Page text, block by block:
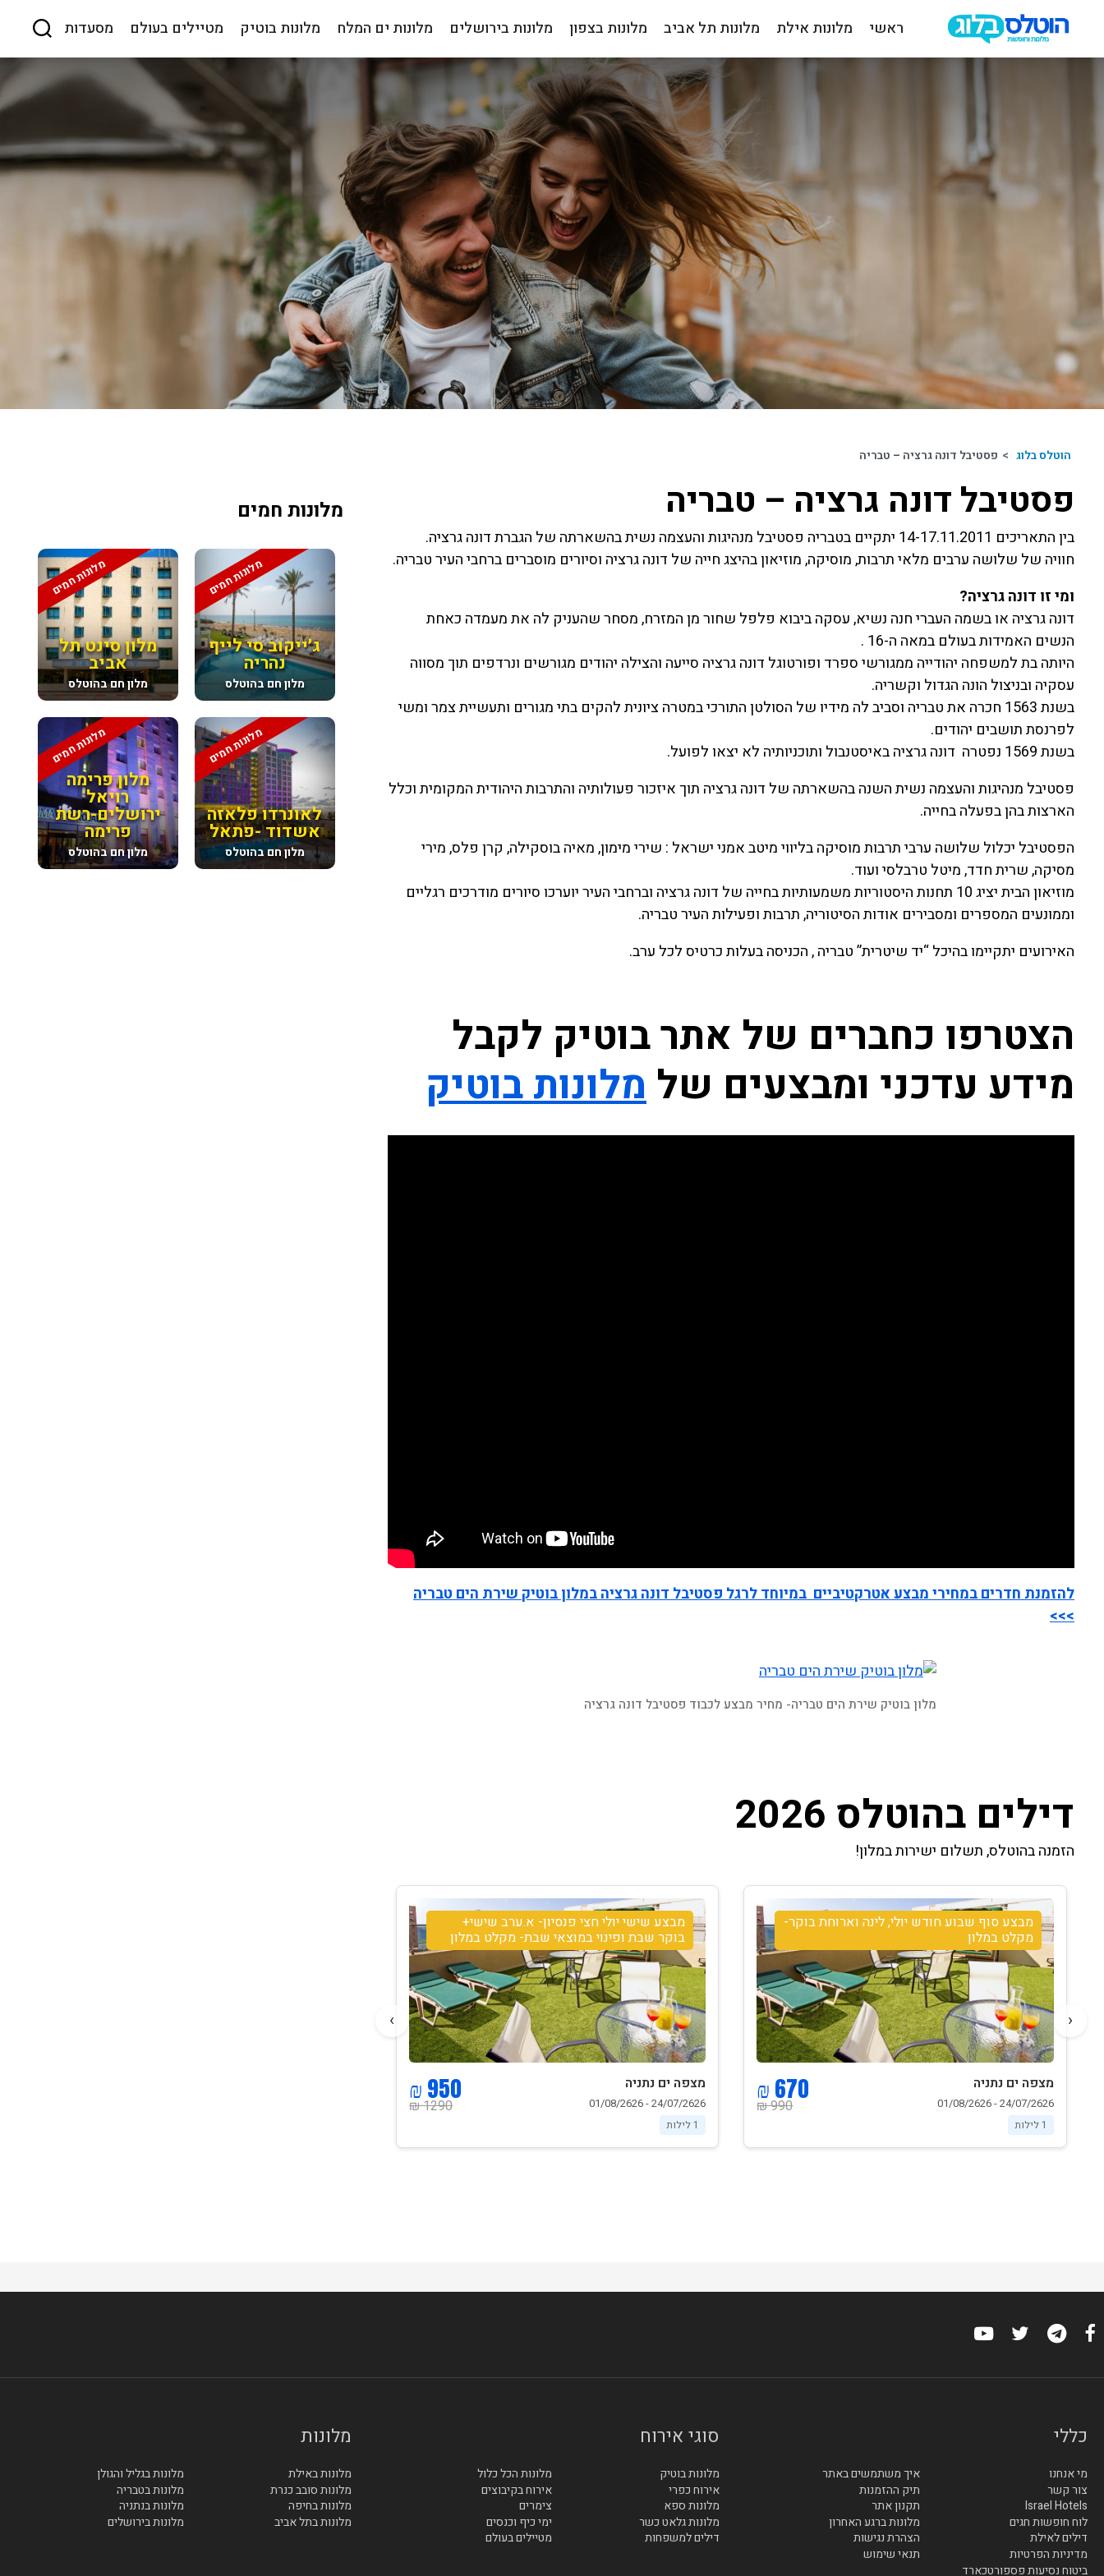
הוטלס
ראשי מלונות אילת מלונות תל אביב מלונות בצפון מלונות בירושלים מלונות ים המלח מלונות בוטיק מטיילים בעולם מסעדות
הוטלס בלוג > פסטיבל דונה גרציה – טבריה
מלונות חמים
מלונות חמים
מלון סינט תל
אביב
מלון חם בהוטלס
מלונות חמים
ג׳ייקוב סי לייף
נהריה
מלון חם בהוטלס
מלונות חמים
מלון פרימה
רויאל
ירושלים-רשת
פרימה
מלון חם בהוטלס
מלונות חמים
לאונרדו פלאזה
אשדוד -פתאל
מלון חם בהוטלס
פסטיבל דונה גרציה – טבריה
בין התאריכים 14-17.11.2011 יתקיים בטבריה פסטיבל מנהיגות והעצמה נשית בהשארתה של הגברת דונה גרציה.
חוויה של שלושה ערבים מלאי תרבות, מוסיקה, מוזיאון בהיצג חייה של דונה גרציה וסיורים מוסברים ברחבי העיר טבריה.
ומי זו דונה גרציה?
דונה גרציה או בשמה העברי חנה נשיא, עסקה ביבוא פלפל שחור מן המזרח, מסחר שהעניק לה את מעמדה כאחת
הנשים האמידות בעולם במאה ה-16 .
היותה בת למשפחה יהודייה ממגורשי ספרד ופורטוגל דונה גרציה סייעה והצילה יהודים מגורשים ונרדפים תוך מסווה
עסקיה ובניצול הונה הגדול וקשריה.
בשנת 1563 חכרה את טבריה וסביב לה מידיו של הסולטן התורכי במטרה ציונית להקים בתי מגורים ותעשיית צמר ומשי
לפרנסת תושבים יהודים.
בשנת 1569 נפטרה דונה גרציה באיסטנבול ותוכניותיה לא יצאו לפועל.
פסטיבל מנהיגות והעצמה נשית השנה בהשארתה של דונה גרציה תוך איזכור פעולותיה והתרבות היהודית המקומית וכלל
הארצות בהן בפעלה בחייה.
הפסטיבל יכלול שלושה ערבי תרבות מוסיקה בליווי מיטב אמני ישראל : שירי מימון, מאיה בוסקילה, קרן פלס, מירי
מסיקה, שרית חדד, מיטל טרבלסי ועוד.
מוזיאון הבית יציג 10 תחנות היסטוריות משמעותיות בחייה של דונה גרציה וברחבי העיר יוערכו סיורים מודרכים רגליים
וממונעים המספרים ומסבירים אודות הסיטוריה, תרבות ופעילות העיר טבריה.
האירועים יתקיימו בהיכל “יד שיטרית” טבריה , הכניסה בעלות כרטיס לכל ערב.
הצטרפו כחברים של אתר בוטיק לקבל
מידע עדכני ומבצעים של מלונות בוטיק
להזמנת חדרים במחירי מבצע אטרקטיביים במיוחד לרגל פסטיבל דונה גרציה במלון בוטיק שירת הים טבריה
>>>
מלון בוטיק שירת הים טבריה- מחיר מבצע לכבוד פסטיבל דונה גרציה
דילים בהוטלס 2026
הזמנה בהוטלס, תשלום ישירות במלון!
מבצע סוף שבוע חודש יולי, לינה וארוחת בוקר-
מקלט במלון
מצפה ים נתניה
24/07/2626 - 01/08/2626
1 לילות
990 ₪
670 ₪
מבצע שישי יולי חצי פנסיון- א.ערב שישי+
בוקר שבת ופינוי במוצאי שבת- מקלט במלון
מצפה ים נתניה
24/07/2626 - 01/08/2626
1 לילות
1290 ₪
950 ₪
‹
›
כללי
מי אנחנו
איך משתמשים באתר
צור קשר
תיק ההזמנות
Israel Hotels
תקנון אתר
לוח חופשות חגים
מלונות ברגע האחרון
דילים לאילת
הצהרת נגישות
מדיניות הפרטיות
תנאי שימוש
ביטוח נסיעות פספורטכארד
סוגי אירוח
מלונות בוטיק
מלונות הכל כלול
אירוח כפרי
אירוח בקיבוצים
מלונות ספא
צימרים
מלונות גלאט כשר
ימי כיף וכנסים
דילים למשפחות
מטיילים בעולם
מלונות
מלונות באילת
מלונות בגליל והגולן
מלונות סובב כנרת
מלונות בטבריה
מלונות בחיפה
מלונות בנתניה
מלונות בתל אביב
מלונות בירושלים